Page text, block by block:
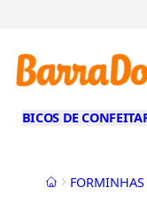
BICOS DE
Início